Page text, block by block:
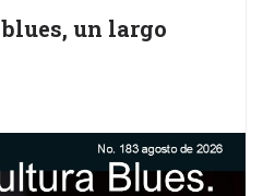
un largo